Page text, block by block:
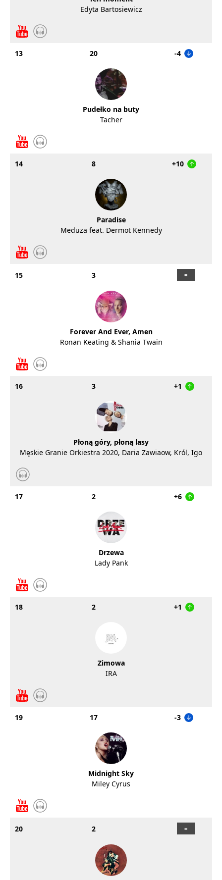
Edyta Bartosiewicz
13 20 -4
Pudełko na buty
Tacher
14 8 +10
Paradise
Meduza feat. Dermot Kennedy
15 3
Forever And Ever, Amen
Ronan Keating & Shania Twain
16 3 +1
Płoną góry, płoną lasy
Męskie Granie Orkiestra 2020, Daria Zawiaow, Król, Igo
17 2 +6
Drzewa
Lady Pank
18 2 +1
Zimowa
IRA
19 17 -3
Midnight Sky
Miley Cyrus
20 2